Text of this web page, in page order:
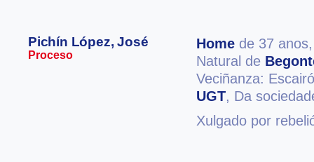
Pichín López, José
Proceso
Home de 37
Natural de
Veciñanza:
UGT, Da
Xulgado por